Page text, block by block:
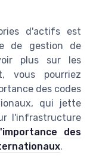
d'actifs est
de gestion de
plus sur les
vous pourriez
des codes
qui jette
l'infrastructure
des
.